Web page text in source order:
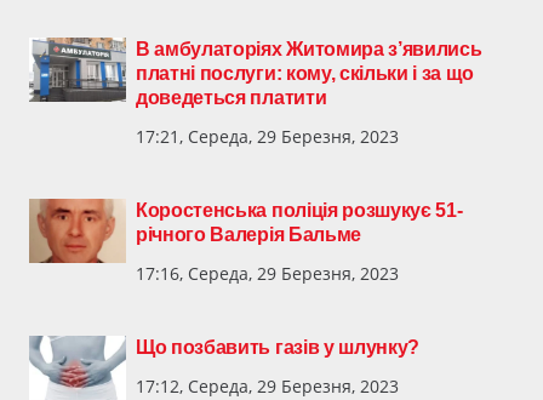
В амбулаторіях Житомира з’явились
платні послуги: кому, скільки і за що
доведеться платити
17:21, Середа, 29 Березня, 2023
Коростенська поліція розшукує 51-
річного Валерія Бальме
17:16, Середа, 29 Березня, 2023
Що позбавить газів у шлунку?
17:12, Середа, 29 Березня, 2023